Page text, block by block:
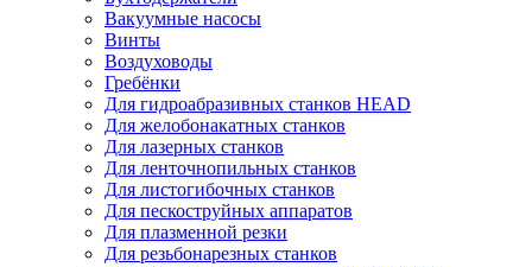
Вакуумные насосы
Винты
Воздуховоды
Гребёнки
Для гидроабразивных станков HEAD
Для желобонакатных станков
Для лазерных станков
Для ленточнопильных станков
Для листогибочных станков
Для пескоструйных аппаратов
Для плазменной резки
Для резьбонарезных станков